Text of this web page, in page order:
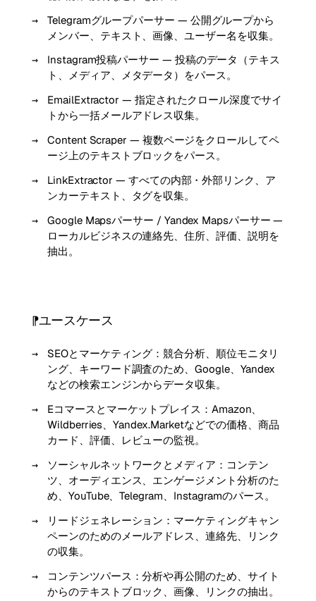
Telegramグループパーサー — 公開グループから
メンバー、テキスト、画像、ユーザー名を収集。
Instagram投稿パーサー — 投稿のデータ（テキス
ト、メディア、メタデータ）をパース。
EmailExtractor — 指定されたクロール深度でサイ
トから一括メールアドレス収集。
Content Scraper — 複数ページをクロールしてペ
ージ上のテキストブロックをパース。
LinkExtractor — すべての内部・外部リンク、ア
ンカーテキスト、タグを収集。
Google Mapsパーサー / Yandex Mapsパーサー —
ローカルビジネスの連絡先、住所、評価、説明を
抽出。
ユースケース
SEOとマーケティング：競合分析、順位モニタリ
ング、キーワード調査のため、Google、Yandex
などの検索エンジンからデータ収集。
Eコマースとマーケットプレイス：Amazon、
Wildberries、Yandex.Marketなどでの価格、商品
カード、評価、レビューの監視。
ソーシャルネットワークとメディア：コンテン
ツ、オーディエンス、エンゲージメント分析のた
め、YouTube、Telegram、Instagramのパース。
リードジェネレーション：マーケティングキャン
ペーンのためのメールアドレス、連絡先、リンク
の収集。
コンテンツパース：分析や再公開のため、サイト
からのテキストブロック、画像、リンクの抽出。